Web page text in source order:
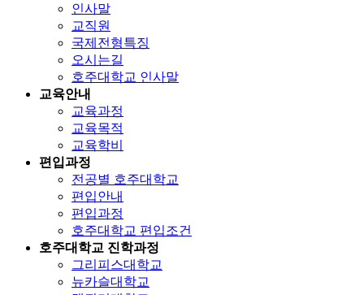
인사말
교직원
국제전형특징
오시는길
호주대학교 인사말
교육안내
교육과정
교육목적
교육학비
편입과정
전공별 호주대학교
편입안내
편입과정
호주대학교 편입조건
호주대학교 진학과정
그리피스대학교
뉴카슬대학교